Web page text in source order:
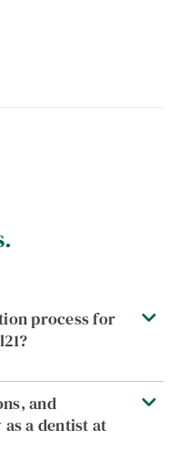
process for
and
a dentist at